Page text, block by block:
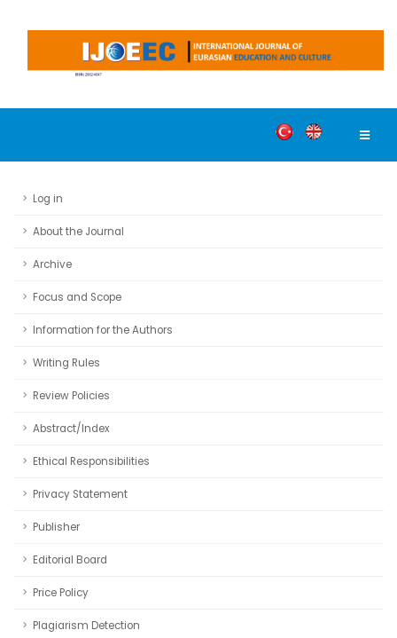
Log in
About the Journal
Archive
Focus and Scope
Information for the Authors
Writing Rules
Review Policies
Abstract/Index
Ethical Responsibilities
Privacy Statement
Publisher
Editorial Board
Price Policy
Plagiarism Detection